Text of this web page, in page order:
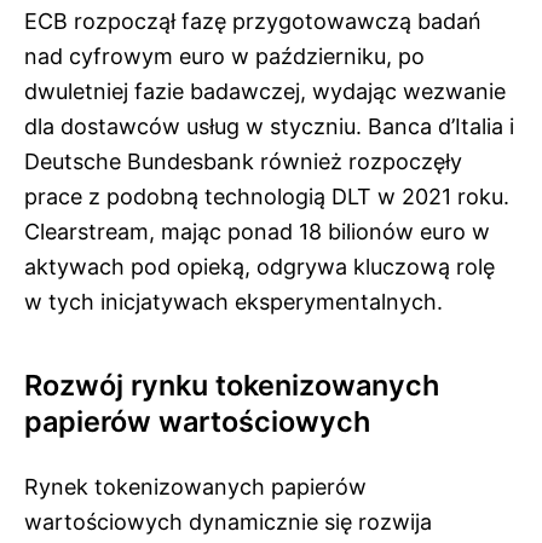
ECB rozpoczął fazę przygotowawczą badań
nad cyfrowym euro w październiku, po
dwuletniej fazie badawczej, wydając wezwanie
dla dostawców usług w styczniu. Banca d’Italia i
Deutsche Bundesbank również rozpoczęły
prace z podobną technologią DLT w 2021 roku.
Clearstream, mając ponad 18 bilionów euro w
aktywach pod opieką, odgrywa kluczową rolę
w tych inicjatywach eksperymentalnych.
Rozwój rynku tokenizowanych
papierów wartościowych
Rynek tokenizowanych papierów
wartościowych dynamicznie się rozwija